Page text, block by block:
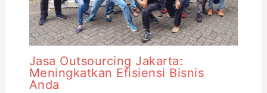
Jasa Outsourcing Jakarta:
Meningkatkan Efisiensi Bisnis
Anda